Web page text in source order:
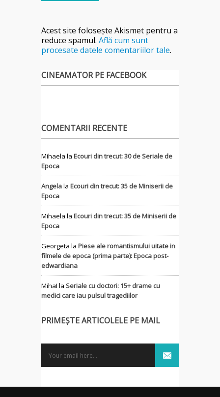
Acest site folosește Akismet pentru a
reduce spamul. Află cum sunt
procesate datele comentariilor tale.
CINEAMATOR PE FACEBOOK
COMENTARII RECENTE
Mihaela la Ecouri din trecut: 30 de Seriale de
Epoca
Angelala Ecouri din trecut: 35 de Miniserii de
Epoca
Mihaela la Ecouri din trecut: 35 de Miniserii de
Epoca
Georgeta la Piese ale romantismului uitate in
filmele de epoca (prima parte): Epoca post-
edwardiana
MihaI la Seriale cu doctori: 15+ drame cu
medici care iau pulsul tragediilor
PRIMEȘTE ARTICOLELE PE MAIL